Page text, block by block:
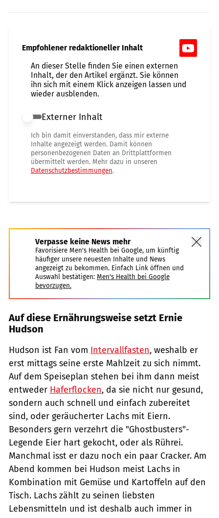
Empfohlener redaktioneller Inhalt
An dieser Stelle finden Sie einen externen
Inhalt, der den Artikel ergänzt. Sie können
ihn sich mit einem Klick anzeigen lassen und
wieder ausblenden.
Externer Inhalt erlauben
Externer Inhalt
Ich bin damit einverstanden, dass mir externe
Inhalte angezeigt werden. Damit können
personenbezogenen Daten an Drittplattformen
übermittelt werden. Mehr dazu in unseren
Datenschutzbestimmungen.
Verpasse keine News mehr
Favorisiere Men's Health bei Google, um künftig
häufiger unsere neuesten Inhalte und News
angezeigt zu bekommen. Einfach Link öffnen und
Auswahl bestätigen: Men's Health bei Google
bevorzugen.
Auf diese Ernährungsweise setzt Ernie
Hudson
Hudson ist Fan vom Intervallfasten, weshalb er
erst mittags seine erste Mahlzeit zu sich nimmt.
Auf dem Speiseplan stehen bei ihm dann meist
entweder Haferflocken, da sie nicht nur gesund,
sondern auch schnell und einfach zubereitet
sind, oder geräucherter Lachs mit Eiern.
Besonders gern verzehrt die "Ghostbusters"-
Legende Eier hart gekocht, oder als Rührei.
Manchmal isst er dazu noch ein paar Cracker. Am
Abend kommen bei Hudson meist Lachs in
Kombination mit Gemüse und Kartoffeln auf den
Tisch. Lachs zählt zu seinen liebsten
Lebensmitteln und ist deshalb auch immer in